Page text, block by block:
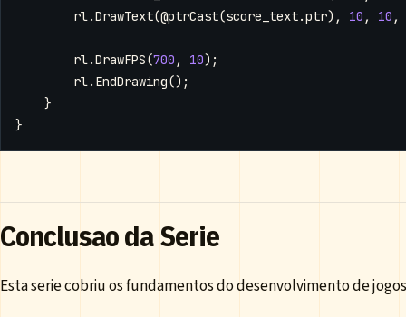
rl.DrawText(@ptrCast(score_text.ptr), 10 , 10 ,
rl.DrawFPS(700 , 10);
rl. EndDrawing();
}
}
Conclusao da Serie
Esta serie cobriu os fundamentos do desenvolvimento de